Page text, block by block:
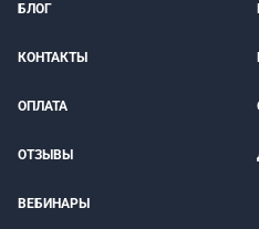
БЛОГ
КОНТАКТЫ
ОПЛАТА
ОТЗЫВЫ
ВЕБИНАРЫ